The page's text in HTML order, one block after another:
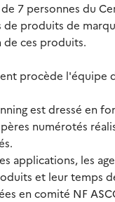
7 personnes du
produits de
ces produits.
procède l'équipe
est dressé en
numérotés
applications, les
et leur temps
en comité NF